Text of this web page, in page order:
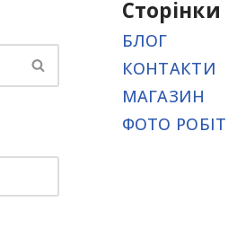
Сторінки
БЛОГ
КОНТАКТИ
МАГАЗИН
ФОТО РОБІТ